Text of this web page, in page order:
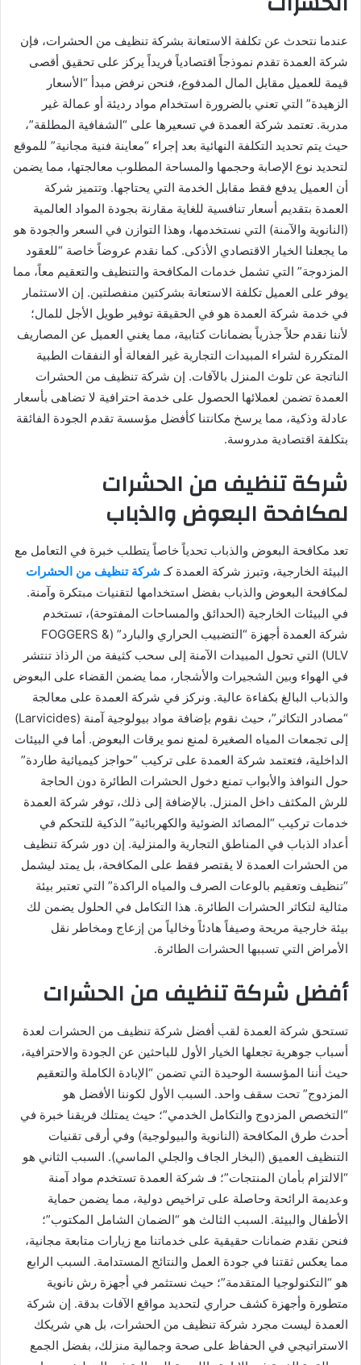
عندما نتحدث عن تكلفة الاستعانة بشركة تنظيف من الحشرات، فإن
شركة العمدة تقدم نموذجاً اقتصادياً فريداً يركز على تحقيق أقصى
قيمة للعميل مقابل المال المدفوع، فنحن نرفض مبدأ “الأسعار
الزهيدة” التي تعني بالضرورة استخدام مواد رديئة أو عمالة غير
مدربة. تعتمد شركة العمدة في تسعيرها على “الشفافية المطلقة”،
حيث يتم تحديد التكلفة النهائية بعد إجراء “معاينة فنية مجانية” للموقع
لتحديد نوع الإصابة وحجمها والمساحة المطلوب معالجتها، مما يضمن
أن العميل يدفع فقط مقابل الخدمة التي يحتاجها. وتتميز شركة
العمدة بتقديم أسعار تنافسية للغاية مقارنة بجودة المواد العالمية
(النانوية والآمنة) التي نستخدمها، وهذا التوازن في السعر والجودة هو
ما يجعلنا الخيار الاقتصادي الأذكى. كما نقدم عروضاً خاصة “للعقود
المزدوجة” التي تشمل خدمات المكافحة والتنظيف والتعقيم معاً، مما
يوفر على العميل تكلفة الاستعانة بشركتين منفصلتين. إن الاستثمار
في خدمة شركة العمدة هو في الحقيقة توفير طويل الأجل للمال؛
لأننا نقدم حلاً جذرياً بضمانات كتابية، مما يغني العميل عن المصاريف
المتكررة لشراء المبيدات التجارية غير الفعالة أو النفقات الطبية
الناتجة عن تلوث المنزل بالآفات. إن شركة تنظيف من الحشرات
العمدة تضمن لعملائها الحصول على خدمة احترافية لا تضاهى بأسعار
عادلة وذكية، مما يرسخ مكانتنا كأفضل مؤسسة تقدم الجودة الفائقة
بتكلفة اقتصادية مدروسة.
شركة تنظيف من الحشرات
لمكافحة البعوض والذباب
تعد مكافحة البعوض والذباب تحدياً خاصاً يتطلب خبرة في التعامل مع
البيئة الخارجية، وتبرز شركة العمدة كـ شركة تنظيف من الحشرات
لمكافحة البعوض والذباب بفضل استخدامها لتقنيات مبتكرة وآمنة.
في البيئات الخارجية (الحدائق والمساحات المفتوحة)، تستخدم
شركة العمدة أجهزة “التضبيب الحراري والبارد” (FOGGERS &
ULV) التي تحول المبيدات الآمنة إلى سحب كثيفة من الرذاذ تنتشر
في الهواء وبين الشجيرات والأشجار، مما يضمن القضاء على البعوض
والذباب البالغ بكفاءة عالية. ونركز في شركة العمدة على معالجة
“مصادر التكاثر”، حيث نقوم بإضافة مواد بيولوجية آمنة (Larvicides)
إلى تجمعات المياه الصغيرة لمنع نمو يرقات البعوض. أما في البيئات
الداخلية، فتعتمد شركة العمدة على تركيب “حواجز كيميائية طاردة”
حول النوافذ والأبواب تمنع دخول الحشرات الطائرة دون الحاجة
للرش المكثف داخل المنزل. بالإضافة إلى ذلك، توفر شركة العمدة
خدمات تركيب “المصائد الضوئية والكهربائية” الذكية للتحكم في
أعداد الذباب في المناطق التجارية والمنزلية. إن دور شركة تنظيف
من الحشرات العمدة لا يقتصر فقط على المكافحة، بل يمتد ليشمل
“تنظيف وتعقيم بالوعات الصرف والمياه الراكدة” التي تعتبر بيئة
مثالية لتكاثر الحشرات الطائرة. هذا التكامل في الحلول يضمن لك
بيئة خارجية مريحة وصيفاً هادئاً وخالياً من إزعاج ومخاطر نقل
الأمراض التي تسببها الحشرات الطائرة.
أفضل شركة تنظيف من الحشرات
تستحق شركة العمدة لقب أفضل شركة تنظيف من الحشرات لعدة
أسباب جوهرية تجعلها الخيار الأول للباحثين عن الجودة والاحترافية،
حيث أننا المؤسسة الوحيدة التي تضمن “الإبادة الكاملة والتعقيم
المزدوج” تحت سقف واحد. السبب الأول لكوننا الأفضل هو
“التخصص المزدوج والتكامل الخدمي”؛ حيث يمتلك فريقنا خبرة في
أحدث طرق المكافحة (النانوية والبيولوجية) وفي أرقى تقنيات
التنظيف العميق (البخار الجاف والجلي الماسي). السبب الثاني هو
“الالتزام بأمان المنتجات”؛ فـ شركة العمدة تستخدم مواد آمنة
وعديمة الرائحة وحاصلة على تراخيص دولية، مما يضمن حماية
الأطفال والبيئة. السبب الثالث هو “الضمان الشامل المكتوب”؛
فنحن نقدم ضمانات حقيقية على خدماتنا مع زيارات متابعة مجانية،
مما يعكس ثقتنا في جودة العمل والنتائج المستدامة. السبب الرابع
هو “التكنولوجيا المتقدمة”؛ حيث نستثمر في أجهزة رش نانوية
متطورة وأجهزة كشف حراري لتحديد مواقع الآفات بدقة. إن شركة
العمدة ليست مجرد شركة تنظيف من الحشرات، بل هي شريكك
الاستراتيجي في الحفاظ على صحة وجمالية منزلك، بفضل الجمع